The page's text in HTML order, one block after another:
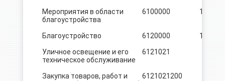
Мероприятия в области
благоустройства
6100000 12939,0
Благоустройство 6120000
10451,5
Уличное освещение и его
техническое обслуживание
6121021
Закупка товаров, работ и
6121021 200